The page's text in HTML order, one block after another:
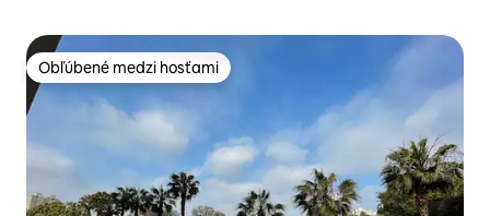
Obľúbené medzi hosťami
Obľúbené medzi hosťami